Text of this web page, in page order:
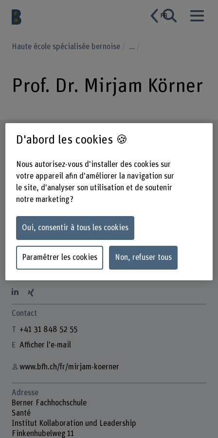
FR
Haute école spécialisée bernoise ...
Prof. Dr. Mirjam Körner
Profil
Prof. Dr. Mirjam Körner
Leiterin Kollaboration und Leadership
Contact
+41 31 848 52 55
Afficher l'e-mail
www.bfh.ch/fr/mirjam-koerner
Adresse
Berner Fachhochschule
Santé
Institut Kollaboration und Leadership
Finkenhubelweg 11
D'abord les cookies 🍪
Nous autorisez-vous d'installer des cookies sur
votre appareil afin d'améliorer la navigation sur
le site, d'analyser son utilisation et de soutenir
notre marketing ?
Oui, consentir à tous les cookies
Paramétrer les cookies Non, refuser tous